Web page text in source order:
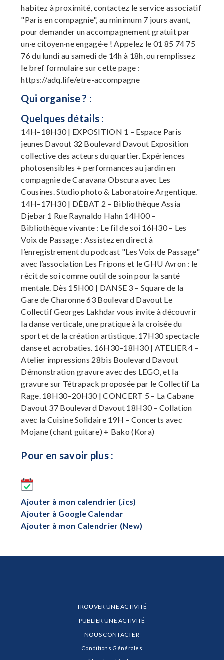
habitez à proximité, contactez le service associatif
"Paris en compagnie", au minimum 7 jours avant,
pour demander un accompagnement gratuit par
un·e citoyen·ne engagé·e ! Appelez le 01 85 74 75
76 du lundi au samedi de 14h à 18h, ou remplissez
le bref formulaire sur cette page :
https://adq.life/etre-accompagne
Qui organise ? :
Quelques détails :
14H–18H30 | EXPOSITION 1 – Espace Paris
jeunes Davout 32 Boulevard Davout Exposition
collective des acteurs du quartier. Expériences
photosensibles + performances au jardin en
compagnie de Caravana Obscura avec Les
Cousines. Studio photo & Laboratoire Argentique.
14H–17H30 | DÉBAT 2 – Bibliothèque Assia
Djebar 1 Rue Raynaldo Hahn 14H00 –
Bibliothèque vivante : Le fil de soi 16H30 – Les
Voix de Passage : Assistez en direct à
l’enregistrement du podcast "Les Voix de Passage"
avec l’association Les Fripons et le GHU Avron : le
récit de soi comme outil de soin pour la santé
mentale. Dès 15H00 | DANSE 3 – Square de la
Gare de Charonne 63 Boulevard Davout Le
Collectif Georges Lakhdar vous invite à découvrir
la danse verticale, une pratique à la croisée du
sport et de la création artistique. 17H30 spectacle
danse et acrobaties. 16H30–18H30 | ATELIER 4 –
Atelier impressions 28bis Boulevard Davout
Démonstration gravure avec des LEGO, et la
gravure sur Tétrapack proposée par le Collectif La
Rage. 18H30–20H30 | CONCERT 5 – La Cabane
Davout 37 Boulevard Davout 18H30 – Collation
avec la Cuisine Solidaire 19H – Concerts avec
Mojane (chant guitare) + Bako (Kora)
Pour en savoir plus :
Ajouter à mon calendrier (.ics)
Ajouter à Google Calendar
Ajouter à mon Calendrier (New)
TROUVER UNE ACTIVITÉ
PUBLIER UNE ACTIVITÉ
NOUS CONTACTER
Conditions Générales